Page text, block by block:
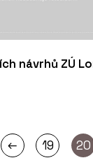
návrhů ZÚ
← 19 20